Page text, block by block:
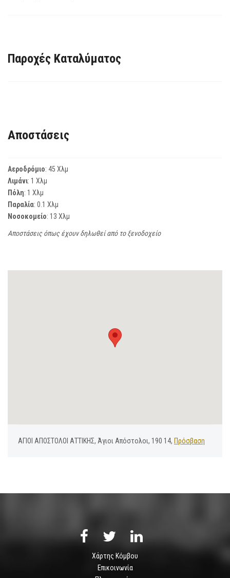
Παροχές Καταλύματος
Αποστάσεις
Αεροδρόμιο: 45 Χλμ
Λιμάνι: 1 Χλμ
Πόλη: 1 Χλμ
Παραλία: 0.1 Χλμ
Νοσοκομείο: 13 Χλμ
Αποστάσεις όπως έχουν δηλωθεί από το ξενοδοχείο
ΑΓΙΟΙ ΑΠΟΣΤΟΛΟΙ ΑΤΤΙΚΗΣ, Άγιοι Απόστολοι, 190 14, Πρόσβαση
Χάρτης Κόμβου
Επικοινωνία